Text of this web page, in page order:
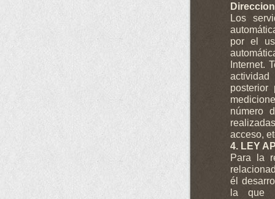
Los
por el
Internet.
número
acceso,
4. LEY
Para la
él
la que